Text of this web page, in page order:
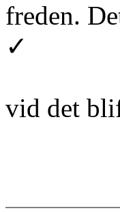
freden.
✓
vid det